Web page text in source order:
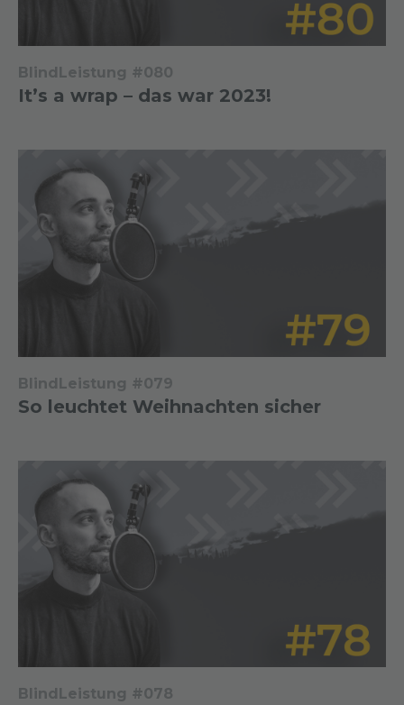
BlindLeistung #080
It’s a wrap – das war 2023!
BlindLeistung #079
So leuchtet Weihnachten sicher
BlindLeistung #078